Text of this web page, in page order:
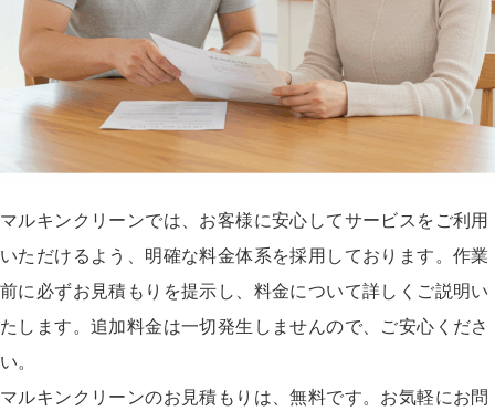
マルキンクリーンでは、お客様に安心してサービスをご利用
いただけるよう、明確な料金体系を採用しております。作業
前に必ずお見積もりを提示し、料金について詳しくご説明い
たします。追加料金は一切発生しませんので、ご安心くださ
い。
マルキンクリーンのお見積もりは、無料です。お気軽にお問